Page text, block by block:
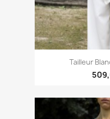
Tailleur